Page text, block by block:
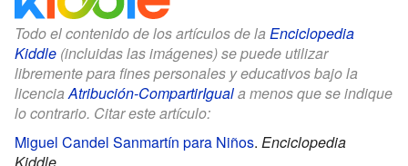
Todo el contenido de los artículos de la Enciclopedia
Kiddle (incluidas las imágenes) se puede utilizar
libremente para fines personales y educativos bajo la
licenciaAtribución-CompartirIguala menos que se indique
lo contrario. Citar este artículo:
Miguel Candel Sanmartín para Niños. Enciclopedia